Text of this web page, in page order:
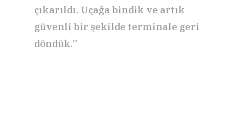
çıkarıldı. Uçağa bindik ve artık
güvenli bir şekilde terminale geri
döndük.”